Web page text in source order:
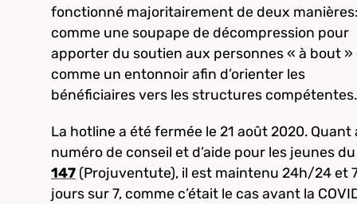
fonctionné majoritairement de deux
comme une soupape de décompression pour
apporter du soutien aux personnes « à bout »
comme un entonnoir afin d’orienter les
bénéficiaires vers les structures compétentes.
La hotline a été fermée le 21 août 2020. Quant
numéro de conseil et d’aide pour les jeunes du
147 (Projuventute), il est maintenu 24h/24 et
jours sur 7, comme c’était le cas avant la